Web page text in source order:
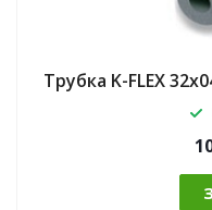
Трубка K-FLEX